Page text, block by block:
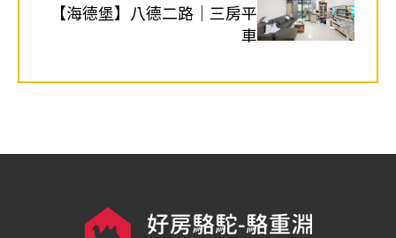
【海德堡】八德二路｜三房平
車